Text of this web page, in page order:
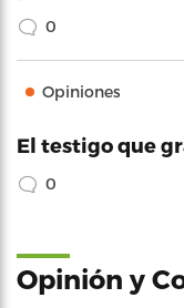
0
Opiniones
El testigo que
0
Opinión y